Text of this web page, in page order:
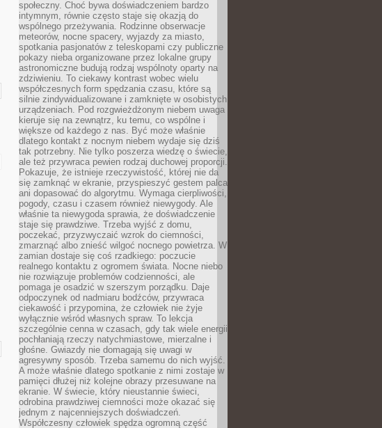
społeczny. Choć bywa doświadczeniem bardzo
intymnym, równie często staje się okazją do
wspólnego przeżywania. Rodzinne obserwacje
meteorów, nocne spacery, wyjazdy za miasto,
spotkania pasjonatów z teleskopami czy publiczne
pokazy nieba organizowane przez lokalne grupy
astronomiczne budują rodzaj wspólnoty oparty na
zdziwieniu. To ciekawy kontrast wobec wielu
współczesnych form spędzania czasu, które są
silnie zindywidualizowane i zamknięte w osobistych
urządzeniach. Pod rozgwieżdżonym niebem uwaga
kieruje się na zewnątrz, ku temu, co wspólne i
większe od każdego z nas. Być może właśnie
dlatego kontakt z nocnym niebem wydaje się dziś
tak potrzebny. Nie tylko poszerza wiedzę o świecie,
ale też przywraca pewien rodzaj duchowej proporcji.
Pokazuje, że istnieje rzeczywistość, której nie da
się zamknąć w ekranie, przyspieszyć gestem palca
ani dopasować do algorytmu. Wymaga cierpliwości,
pogody, czasu i czasem również niewygody. Ale
właśnie ta niewygoda sprawia, że doświadczenie
staje się prawdziwe. Trzeba wyjść z domu,
poczekać, przyzwyczaić wzrok do ciemności,
zmarznąć albo znieść wilgoć nocnego powietrza. W
zamian dostaje się coś rzadkiego: poczucie
realnego kontaktu z ogromem świata. Nocne niebo
nie rozwiązuje problemów codzienności, ale
pomaga je osadzić w szerszym porządku. Daje
odpoczynek od nadmiaru bodźców, przywraca
ciekawość i przypomina, że człowiek nie żyje
wyłącznie wśród własnych spraw. To lekcja
szczególnie cenna w czasach, gdy tak wiele energii
pochłaniają rzeczy natychmiastowe, mierzalne i
głośne. Gwiazdy nie domagają się uwagi w
agresywny sposób. Trzeba samemu do nich wyjść.
A może właśnie dlatego spotkanie z nimi zostaje w
pamięci dłużej niż kolejne obrazy przesuwane na
ekranie. W świecie, który nieustannie świeci,
odrobina prawdziwej ciemności może okazać się
jednym z najcenniejszych doświadczeń.
Współczesny człowiek spędza ogromną część